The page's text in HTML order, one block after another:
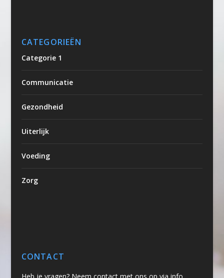
CATEGORIEËN
Categorie 1
Communicatie
Gezondheid
Uiterlijk
Voeding
Zorg
CONTACT
Heb je vragen? Neem contact met ons op via info